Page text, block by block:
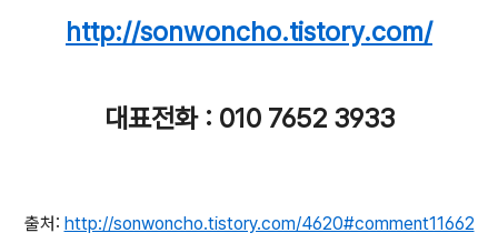
http://sonwoncho.tistory.com/
대표전화 : 010 7652 3933
출처: http://sonwoncho.tistory.com/4620#comment11662